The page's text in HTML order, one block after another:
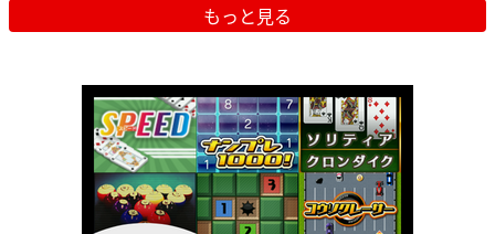
もっと見る